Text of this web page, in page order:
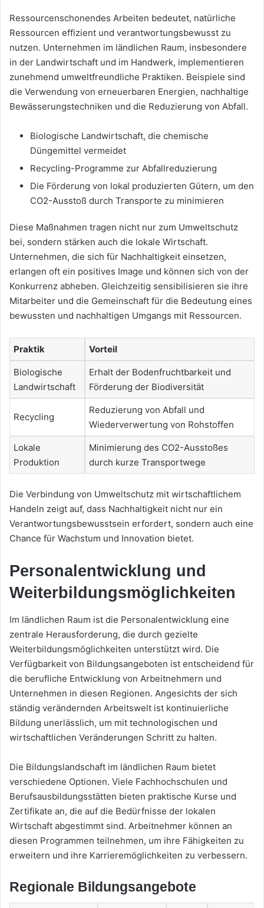
Ressourcenschonendes Arbeiten bedeutet, natürliche
Ressourcen effizient und verantwortungsbewusst zu
nutzen. Unternehmen im ländlichen Raum, insbesondere
in der Landwirtschaft und im Handwerk, implementieren
zunehmend umweltfreundliche Praktiken. Beispiele sind
die Verwendung von erneuerbaren Energien, nachhaltige
Bewässerungstechniken und die Reduzierung von Abfall.
Biologische Landwirtschaft, die chemische
Düngemittel vermeidet
Recycling-Programme zur Abfallreduzierung
Die Förderung von lokal produzierten Gütern, um den
CO2-Ausstoß durch Transporte zu minimieren
Diese Maßnahmen tragen nicht nur zum Umweltschutz
bei, sondern stärken auch die lokale Wirtschaft.
Unternehmen, die sich für Nachhaltigkeit einsetzen,
erlangen oft ein positives Image und können sich von der
Konkurrenz abheben. Gleichzeitig sensibilisieren sie ihre
Mitarbeiter und die Gemeinschaft für die Bedeutung eines
bewussten und nachhaltigen Umgangs mit Ressourcen.
Praktik Vorteil
Biologische
Landwirtschaft
Erhalt der Bodenfruchtbarkeit und
Förderung der Biodiversität
Recycling
Reduzierung von Abfall und
Wiederverwertung von Rohstoffen
Lokale
Produktion
Minimierung des CO2-Ausstoßes
durch kurze Transportwege
Die Verbindung von Umweltschutz mit wirtschaftlichem
Handeln zeigt auf, dass Nachhaltigkeit nicht nur ein
Verantwortungsbewusstsein erfordert, sondern auch eine
Chance für Wachstum und Innovation bietet.
Personalentwicklung und
Weiterbildungsmöglichkeiten
Im ländlichen Raum ist die Personalentwicklung eine
zentrale Herausforderung, die durch gezielte
Weiterbildungsmöglichkeiten unterstützt wird. Die
Verfügbarkeit von Bildungsangeboten ist entscheidend für
die berufliche Entwicklung von Arbeitnehmern und
Unternehmen in diesen Regionen. Angesichts der sich
ständig verändernden Arbeitswelt ist kontinuierliche
Bildung unerlässlich, um mit technologischen und
wirtschaftlichen Veränderungen Schritt zu halten.
Die Bildungslandschaft im ländlichen Raum bietet
verschiedene Optionen. Viele Fachhochschulen und
Berufsausbildungsstätten bieten praktische Kurse und
Zertifikate an, die auf die Bedürfnisse der lokalen
Wirtschaft abgestimmt sind. Arbeitnehmer können an
diesen Programmen teilnehmen, um ihre Fähigkeiten zu
erweitern und ihre Karrieremöglichkeiten zu verbessern.
Regionale Bildungsangebote